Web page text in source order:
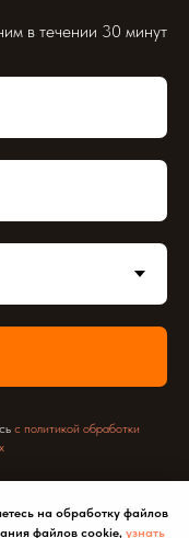
в течении 30 минут
с политикой обработки
на обработку файлов
файлов cookie, узнать